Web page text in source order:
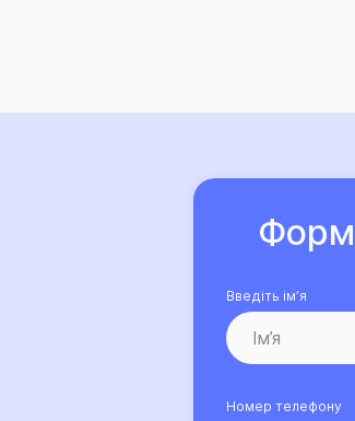
компанії, які
Введіть ім’я
Номер телефону